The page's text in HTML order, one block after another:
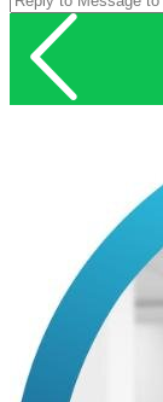
Account Executive
Nina - Head
Online